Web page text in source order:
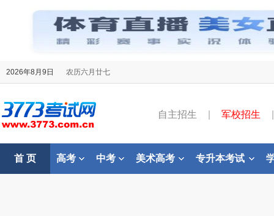
2026年8月9日 农历六月廿七
自主招生 军校招生
首 页 高考 中考 美术高考 专升本考试